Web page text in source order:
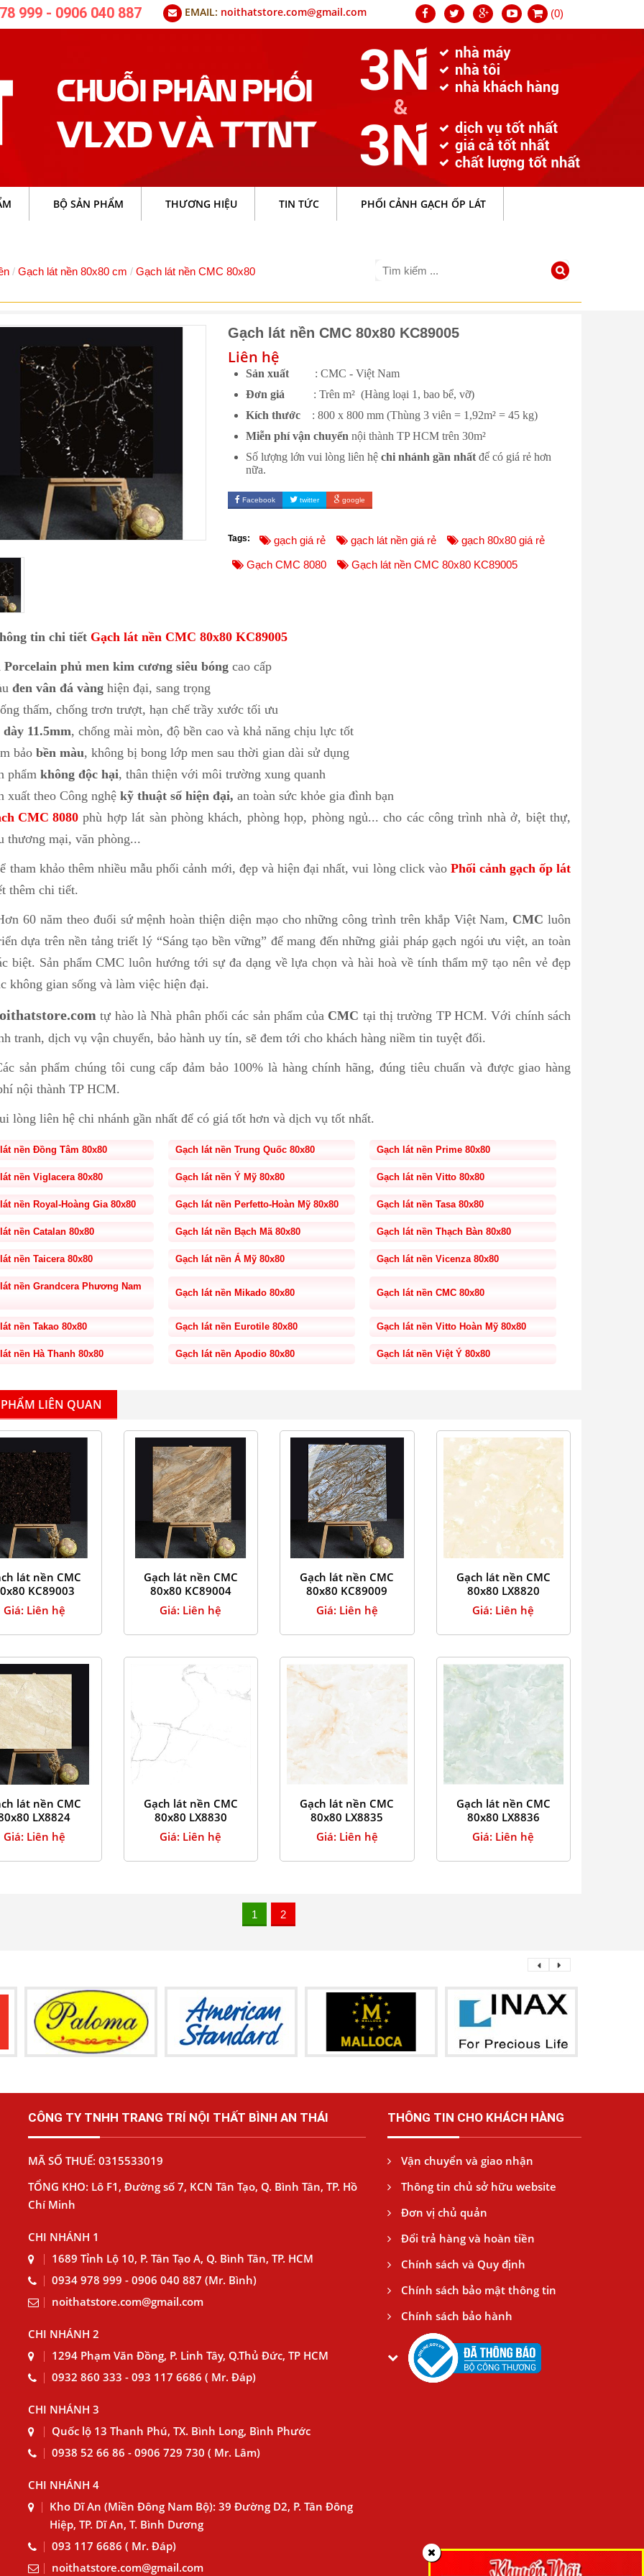
999 - 0906 040 887 EMAIL: noithatstore.com@gmail.com (0)
BỘ SẢN PHẨM THƯƠNG HIỆU TIN TỨC PHỐI CẢNH GẠCH ỐP LÁT
Gạch lát nền 80x80 cm Gạch lát nền CMC 80x80
Gạch lát nền CMC 80x80 KC89005
Liên hệ
Sản xuất: CMC - Việt Nam
Đơn giá : Trên m² (Hàng loại 1, bao bể, vỡ)
Kích thước: 800 x 800 mm (Thùng 3 viên = 1,92m² = 45 kg)
Miễn phí vận chuyển nội thành TP HCM trên 30m²
Số lượng lớn vui lòng liên hệchi nhánh gần nhấtđể có giá rẻ hơn
nữa.
Facebook twitter google
Tags: gạch giá rẻ gạch lát nền giá rẻ
gạch 80x80 giá rẻ
Gạch CMC 8080
Gạch lát nền CMC 80x80 KC89005
tin chi tiết Gạch lát nền CMC 80x80 KC89005
phủ men kim cương siêu bóng cao cấp
đen vân đá vàng hiện đại, sang trọng
thấm, chống trơn trượt, hạn chế trầy xước tối ưu
dày 11.5mm, chống mài mòn, độ bền cao và khả năng chịu lực tốt
bảo bền màu, không bị bong lớp men sau thời gian dài sử dụng
phẩm không độc hại, thân thiện với môi trường xung quanh
xuất theo Công nghệ kỹ thuật số hiện đại, an toàn sức khỏe gia đình bạn
CMC 8080 phù hợp lát sàn phòng khách, phòng họp, phòng ngủ... cho các công trình nhà ở, biệt thự,
thương mại, văn phòng...
tham khảo thêm nhiều mẫu phối cảnh mới, đẹp và hiện đại nhất, vui lòng click vàoPhối cảnh gạch ốp lát
thêm chi tiết.
60 năm theo đuổi sứ mệnh hoàn thiện diện mạo cho những công trình trên khắp Việt Nam, CMCluôn
dựa trên nền tảng triết lý “Sáng tạo bền vững” để mang đến những giải pháp gạch ngói ưu việt, an toàn
biệt. Sản phẩm CMC luôn hướng tới sự đa dạng về lựa chọn và hài hoà về tính thẩm mỹ tạo nên vẻ đẹp
không gian sống và làm việc hiện đại.
tự hào là Nhà phân phối các sản phẩm của CMC tại thị trường TP HCM. Với chính sách
tranh, dịch vụ vận chuyển, bảo hành uy tín, sẽ đem tới cho khách hàng niềm tin tuyệt đối.
sản phẩm chúng tôi cung cấp đảm bảo 100% là hàng chính hãng, đúng tiêu chuẩn và được giao hàng
nội thành TP HCM.
lòng liên hệ chi nhánh gần nhất để có giá tốt hơn và dịch vụ tốt nhất.
nền Đồng Tâm 80x80 Gạch lát nền Trung Quốc 80x80 Gạch lát nền Prime 80x80
nền Viglacera 80x80 Gạch lát nền Ý Mỹ 80x80 Gạch lát nền Vitto 80x80
nền Royal-Hoàng Gia 80x80 Gạch lát nền Perfetto-Hoàn Mỹ 80x80 Gạch lát nền Tasa 80x80
nền Catalan 80x80 Gạch lát nền Bạch Mã 80x80 Gạch lát nền Thạch Bàn 80x80
nền Taicera 80x80 Gạch lát nền Á Mỹ 80x80 Gạch lát nền Vicenza 80x80
nền Grandcera Phương Nam
Gạch lát nền Mikado 80x80 Gạch lát nền CMC 80x80
nền Takao 80x80 Gạch lát nền Eurotile 80x80 Gạch lát nền Vitto Hoàn Mỹ 80x80
nền Hà Thanh 80x80 Gạch lát nền Apodio 80x80 Gạch lát nền Việt Ý 80x80
LIÊN QUAN
lát nền CMC
KC89003
Giá: Liên hệ
Gạch lát nền CMC
80x80 KC89004
Giá: Liên hệ
Gạch lát nền CMC
80x80 KC89009
Giá: Liên hệ
Gạch lát nền CMC
80x80 LX8820
Giá: Liên hệ
lát nền CMC
LX8824
Giá: Liên hệ
Gạch lát nền CMC
80x80 LX8830
Giá: Liên hệ
Gạch lát nền CMC
80x80 LX8835
Giá: Liên hệ
Gạch lát nền CMC
80x80 LX8836
Giá: Liên hệ
1 2
CÔNG TY TNHH TRANG TRÍ NỘI THẤT BÌNH AN THÁI
MÃ SỐ THUẾ: 0315533019
TỔNG KHO: Lô F1, Đường số 7, KCN Tân Tạo, Q. Bình Tân, TP. Hồ
Chí Minh
CHI NHÁNH 1
1689 Tỉnh Lộ 10, P. Tân Tạo A, Q. Bình Tân, TP. HCM
0934 978 999 - 0906 040 887 (Mr. Bình)
noithatstore.com@gmail.com
CHI NHÁNH 2
1294 Phạm Văn Đồng, P. Linh Tây, Q.Thủ Đức, TP HCM
0932 860 333 - 093 117 6686 ( Mr. Đáp)
CHI NHÁNH 3
Quốc lộ 13 Thanh Phú, TX. Bình Long, Bình Phước
0938 52 66 86 - 0906 729 730 ( Mr. Lâm)
CHI NHÁNH 4
Kho Dĩ An (Miền Đông Nam Bộ): 39 Đường D2, P. Tân Đông
Hiệp, TP. Dĩ An, T. Bình Dương
093 117 6686 ( Mr. Đáp)
noithatstore.com@gmail.com
THÔNG TIN CHO KHÁCH HÀNG
Vận chuyển và giao nhận
Thông tin chủ sở hữu website
Đơn vị chủ quản
Đổi trả hàng và hoàn tiền
Chính sách và Quy định
Chính sách bảo mật thông tin
Chính sách bảo hành